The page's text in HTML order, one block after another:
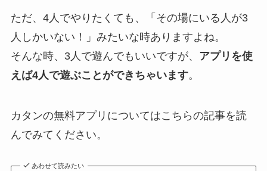
ただ、4人でやりたくても、「その場にいる人が3
人しかいない！」みたいな時ありますよね。
そんな時、3人で遊んでもいいですが、 アプリを使
えば4人で遊ぶことができちゃいます。
カタンの無料アプリについてはこちらの記事を読
んでみてください。
あわせて読みたい